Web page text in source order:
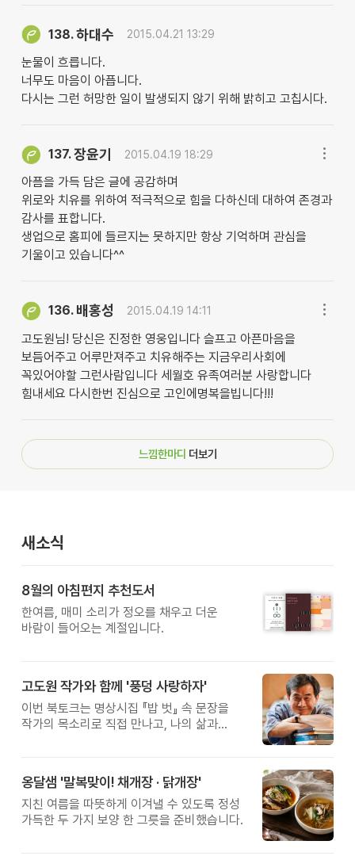
138.하대수 2015.04.21 13:29
눈물이 흐릅니다.
너무도 마음이 아픕니다.
다시는 그런 허망한 일이 발생되지 않기 위해 밝히고 고칩시다.
137.장윤기 2015.04.19 18:29
아픔을 가득 담은 글에 공감하며
위로와 치유를 위하여 적극적으로 힘을 다하신데 대하여 존경과
감사를 표합니다.
생업으로 홈피에 들르지는 못하지만 항상 기억하며 관심을
기울이고 있습니다^^
136. 배홍성 2015.04.19 14:11
고도원님! 당신은 진정한 영웅입니다 슬프고 아픈마음을
보듬어주고 어루만져주고 치유해주는 지금우리사회에
꼭있어야할 그런사람입니다 세월호 유족여러분 사랑합니다
힘내세요 다시한번 진심으로 고인에명복을빕니다!!!
느낌한마디 더보기
새소식
8월의 아침편지 추천도서
한여름, 매미 소리가 정오를 채우고 더운
바람이 들어오는 계절입니다.
고도원 작가와 함께 '풍덩 사랑하자'
이번 북토크는 명상시집 『밥 벗』 속 문장을
작가의 목소리로 직접 만나고, 나의 삶과
옹달샘 '말복맞이! 채개장 · 닭개장'
지친 여름을 따뜻하게 이겨낼 수 있도록 정성
가득한 두 가지 보양 한 그릇을 준비했습니다.